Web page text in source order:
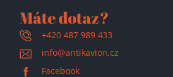
Máte dotaz?
+420 487 989 433
info@antikavion.cz
Facebook